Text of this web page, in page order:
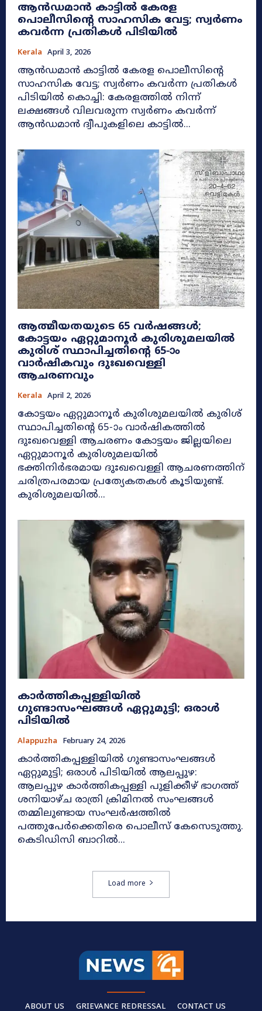
ആൻഡമാൻ കാട്ടിൽ കേരള
പൊലീസിന്റെ സാഹസിക വേട്ട; സ്വർണം
കവർന്ന പ്രതികൾ പിടിയിൽ
Kerala April 3, 2026
ആൻഡമാൻ കാട്ടിൽ കേരള പൊലീസിന്റെ
സാഹസിക വേട്ട; സ്വർണം കവർന്ന പ്രതികൾ
പിടിയിൽ കൊച്ചി: കേരളത്തിൽ നിന്ന്
ലക്ഷങ്ങൾ വിലവരുന്ന സ്വർണം കവർന്ന്
ആൻഡമാൻ ദ്വീപുകളിലെ കാട്ടിൽ...
ആത്മീയതയുടെ 65 വർഷങ്ങൾ;
കോട്ടയം ഏറ്റുമാനൂർ കുരിശുമലയിൽ
കുരിശ് സ്ഥാപിച്ചതിന്റെ 65-ാം
വാർഷികവും ദുഃഖവെള്ളി
ആചരണവും
Kerala April 2, 2026
കോട്ടയം ഏറ്റുമാനൂർ കുരിശുമലയിൽ കുരിശ്
സ്ഥാപിച്ചതിന്റെ 65-ാം വാർഷികത്തിൽ
ദുഃഖവെള്ളി ആചരണം കോട്ടയം ജില്ലയിലെ
ഏറ്റുമാനൂർ കുരിശുമലയിൽ
ഭക്തിനിർഭരമായ ദുഃഖവെള്ളി ആചരണത്തിന്
ചരിത്രപരമായ പ്രത്യേകതകൾ കൂടിയുണ്ട്.
കുരിശുമലയിൽ...
കാർത്തികപ്പള്ളിയിൽ
ഗുണ്ടാസംഘങ്ങൾ ഏറ്റുമുട്ടി; ഒരാൾ
പിടിയിൽ
Alappuzha February 24, 2026
കാർത്തികപ്പള്ളിയിൽ ഗുണ്ടാസംഘങ്ങൾ
ഏറ്റുമുട്ടി; ഒരാൾ പിടിയിൽ ആലപ്പുഴ:
ആലപ്പുഴ കാർത്തികപ്പള്ളി പുളിക്കീഴ് ഭാഗത്ത്
ശനിയാഴ്ച രാത്രി ക്രിമിനൽ സംഘങ്ങൾ
തമ്മിലുണ്ടായ സംഘർഷത്തിൽ
പത്തുപേർക്കെതിരെ പൊലീസ് കേസെടുത്തു.
കെടിഡിസി ബാറിൽ...
Load more
ABOUT US GRIEVANCE REDRESSAL CONTACT US